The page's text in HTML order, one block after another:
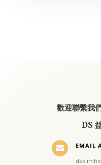
歡迎聯繫我
DS

EMAIL